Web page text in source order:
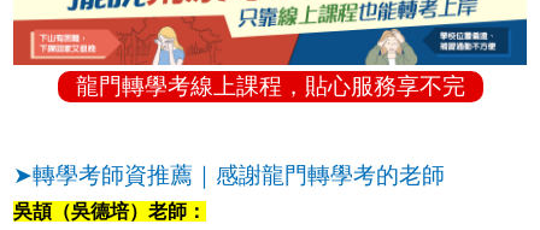
龍門轉學考線上課程，貼心服務享不完
➤轉學考師資推薦｜感謝龍門轉學考的老師
吳頡（吳德培）老師：